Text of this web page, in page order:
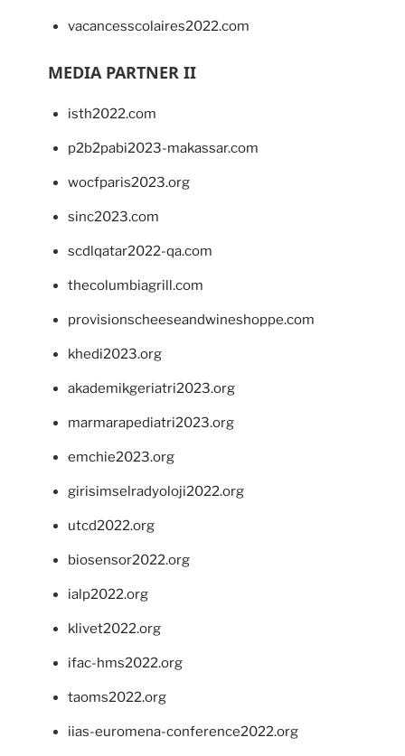
vacancesscolaires2022.com
MEDIA PARTNER II
isth2022.com
p2b2pabi2023-makassar.com
wocfparis2023.org
sinc2023.com
scdlqatar2022-qa.com
thecolumbiagrill.com
provisionscheeseandwineshoppe.com
khedi2023.org
akademikgeriatri2023.org
marmarapediatri2023.org
emchie2023.org
girisimselradyoloji2022.org
utcd2022.org
biosensor2022.org
ialp2022.org
klivet2022.org
ifac-hms2022.org
taoms2022.org
iias-euromena-conference2022.org